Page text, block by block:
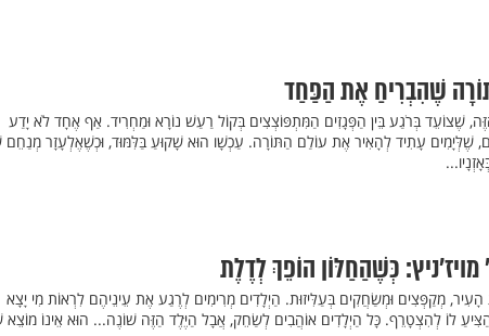
שֶׁהִבְרִיחַ אֶת הַפַּחַד
שֶׁצוֹעֵד בְּרֹגַע בֵּין הַפְּגָזִים הַמִּתְפּוֹצְצִים בְּקוֹל רַעַשׁ נוֹרָא וּמַחְרִיד. אַף אֶחָד לֹא יָדַע
שֶׁלְּיָמִים עָתִיד לְהָאִיר אֶת עוֹלַם הַתּוֹרָה. עַכְשָׁו הוּא שָׁקוּעַ בַּלִּמּוּד, וּכְשֶׁאֶלְעָזָר מְנַחֵם
כְּשֶׁהַחַלּוֹן הוֹפֵךְ לְדֶלֶת
הָעִיר, מְקַפְּצִים וּמְשַׂחֲקִים בְּעַלִּיזוּת. הַיְלָדִים מְרִימִים לְרֶגַע אֶת עֵינֵיהֶם לִרְאוֹת מִי יָצָא
לוֹ לְהִצְטָרֵף. כָּל הַיְלָדִים אוֹהֲבִים לְשַׂחֵק, אֲבָל הַיֶּלֶד הַזֶּה שׁוֹנֶה... הוּא אֵינוֹ מוֹצֵא